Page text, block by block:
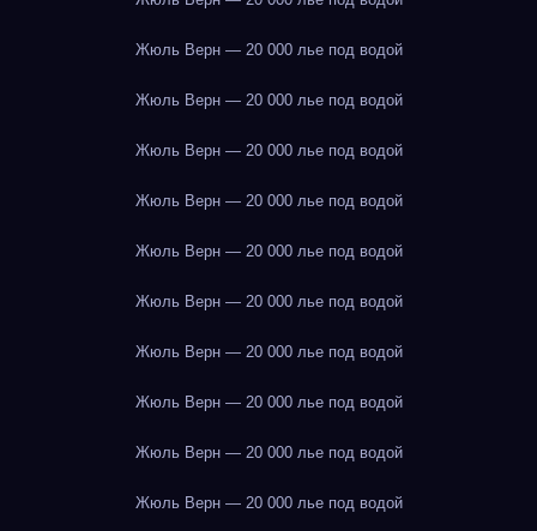
Жюль Верн — 20 000 лье под водой
Жюль Верн — 20 000 лье под водой
Жюль Верн — 20 000 лье под водой
Жюль Верн — 20 000 лье под водой
Жюль Верн — 20 000 лье под водой
Жюль Верн — 20 000 лье под водой
Жюль Верн — 20 000 лье под водой
Жюль Верн — 20 000 лье под водой
Жюль Верн — 20 000 лье под водой
Жюль Верн — 20 000 лье под водой